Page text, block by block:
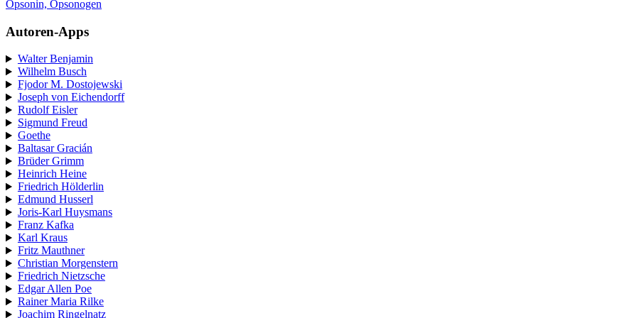
Opsonin, Opsonogen
Autoren-Apps
Walter Benjamin
Wilhelm Busch
Fjodor M. Dostojewski
Joseph von Eichendorff
Rudolf Eisler
Sigmund Freud
Goethe
Baltasar Gracián
Brüder Grimm
Heinrich Heine
Friedrich Hölderlin
Edmund Husserl
Joris-Karl Huysmans
Franz Kafka
Karl Kraus
Fritz Mauthner
Christian Morgenstern
Friedrich Nietzsche
Edgar Allen Poe
Rainer Maria Rilke
Joachim Ringelnatz